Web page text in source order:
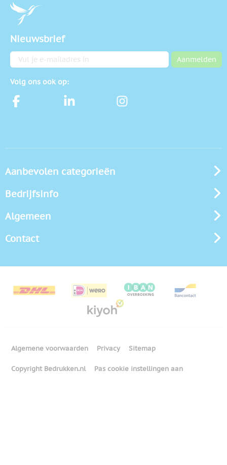
Nieuwsbrief
E-mailadres Aanmelden
Volg ons ook op:
Aanbevolen categorieën
Bedrijfsinfo
Algemeen
Contact
Algemene voorwaarden Privacy Sitemap
Copyright Bedrukken.nl Pas cookie instellingen aan